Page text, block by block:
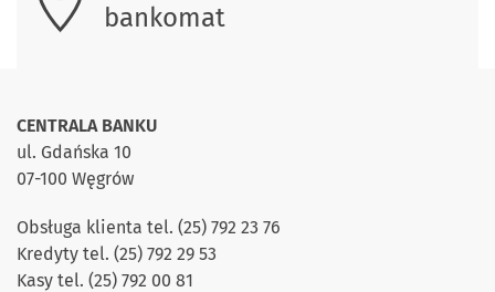
bankomat
CENTRALA BANKU
ul. Gdańska 10
07-100 Węgrów
Obsługa klienta tel. (25) 792 23 76
Kredyty tel. (25) 792 29 53
Kasy tel. (25) 792 00 81